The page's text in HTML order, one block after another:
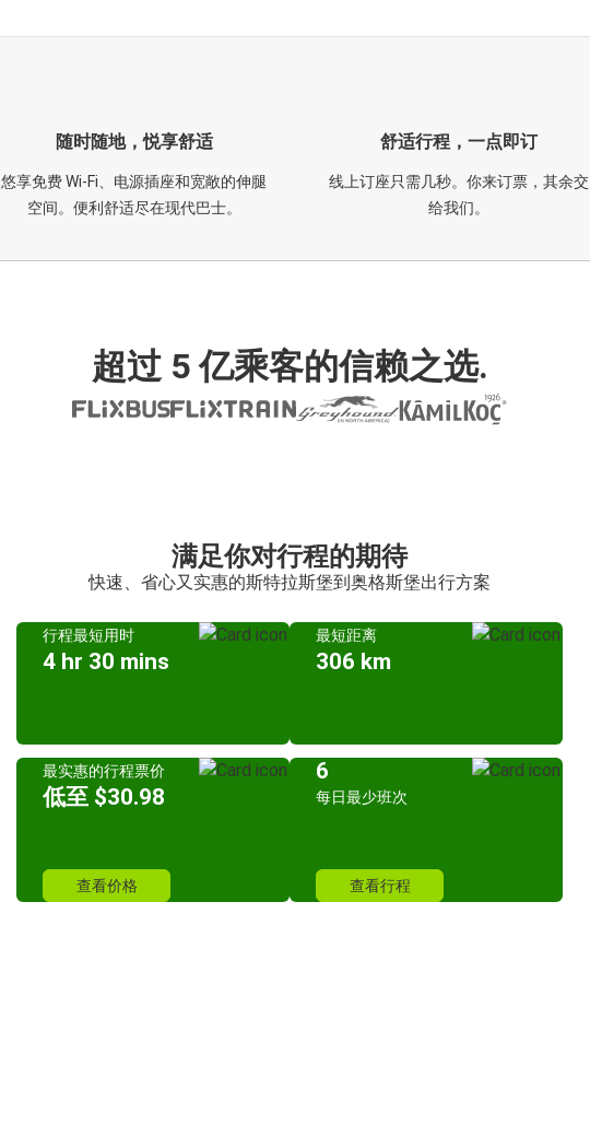
随时随地，悦享舒适
悠享免费 Wi-Fi、电源插座和宽敞的伸腿
空间。便利舒适尽在现代巴士。
舒适行程，一点即订
线上订座只需几秒。你来订票，其余交
给我们。
超过 5 亿乘客的信赖之选.
满足你对行程的期待
快速、省心又实惠的斯特拉斯堡到奥格斯堡出行方案
行程最短用时
4 hr 30 mins
最短距离
306 km
最实惠的行程票价
低至 $30.98
查看价格
6
每日最少班次
查看行程